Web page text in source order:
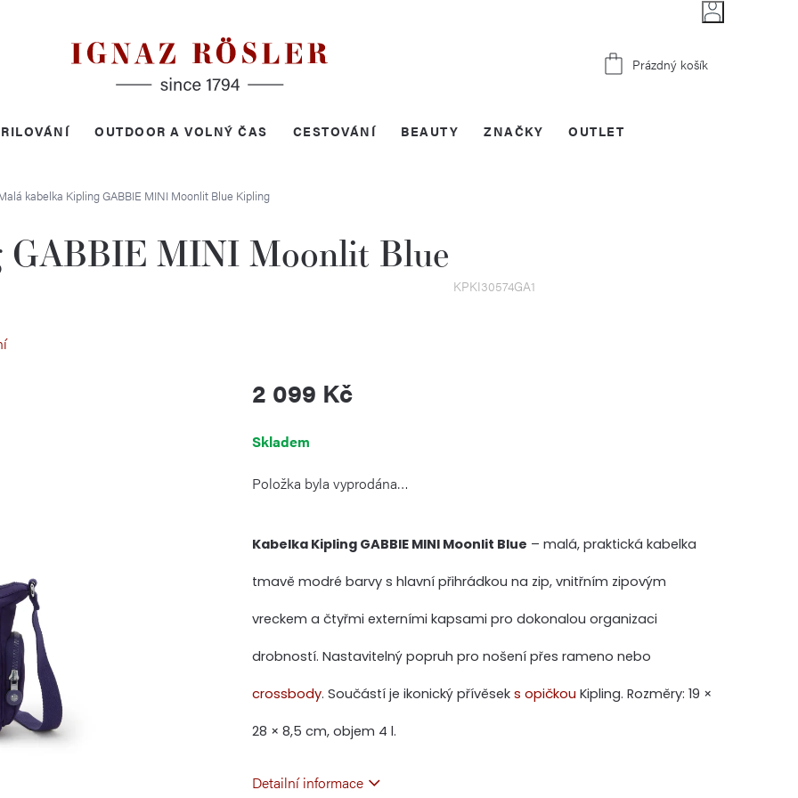
Nákupní
Prázdný košík
OUTDOOR A VOLNÝ ČAS CESTOVÁNÍ BEAUTY OUTLET
ZNAČKY
kabelka Kipling GABBIE MINI Moonlit Blue Kipling
GABBIE MINI Moonlit Blue
KPKI30574GA1
2 099 Kč
cena:
Skladem
Položka byla vyprodána…
Kabelka Kipling GABBIE MINI Moonlit Blue – malá, praktická kabelka
tmavě modré barvy s hlavní přihrádkou na zip, vnitřním zipovým
vreckem a čtyřmi externími kapsami pro dokonalou organizaci
drobností. Nastavitelný popruh pro nošení přes rameno nebo
crossbody. Součástí je ikonický přívěsek s opičkou Kipling. Rozměry: 19 ×
28 × 8,5 cm, objem 4 l.
Detailní informace